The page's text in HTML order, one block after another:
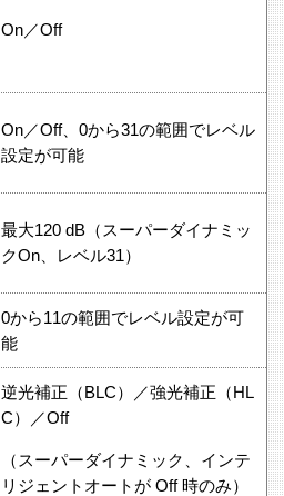
On／Off
On／Off、0から31の範囲でレベル
設定が可能
最大120 dB（スーパーダイナミッ
クOn、レベル31）
0から11の範囲でレベル設定が可
能
逆光補正（BLC）／強光補正（HL
C）／Off
（スーパーダイナミック、インテ
リジェントオートが Off 時のみ）